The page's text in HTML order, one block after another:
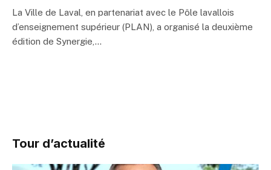
La Ville de Laval, en partenariat avec le Pôle lavallois
d’enseignement supérieur (PLAN), a organisé la deuxième
édition de Synergie,…
Tour d’actualité